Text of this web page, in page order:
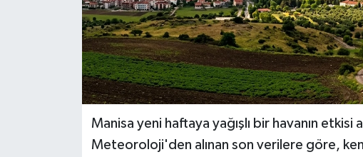
Manisa yeni haftaya yağışlı bir havanın etkisi
Meteoroloji'den alınan son verilere göre,